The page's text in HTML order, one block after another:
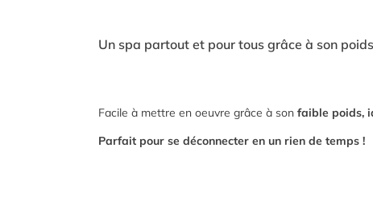
Un spa partout et pour tous grâce à son
Facile à mettre en oeuvre grâce à son faible poids,
Parfait pour se déconnecter en un rien de temps !